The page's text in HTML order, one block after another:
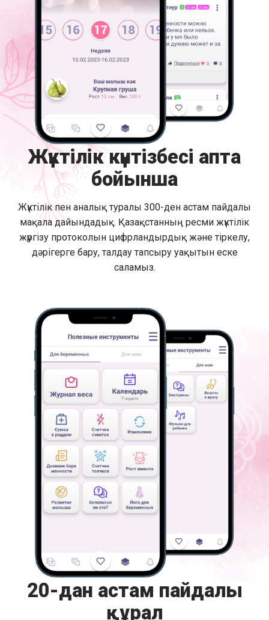
Жүктілік күнтізбесі апта
бойынша
Жүктілік пен аналық туралы 300-ден астам пайдалы
мақала дайындадық. Қазақстанның ресми жүктілік
жүргізу протоколын цифрландырдық және тіркелу,
дәрігерге бару, талдау тапсыру уақытын еске
саламыз.
20-дан астам пайдалы
құрал